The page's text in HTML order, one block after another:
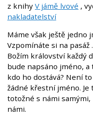
z knihy V jámě lvové ,
nakladatelství
Máme však ještě jedno
Vzpomínáte si na
Božím království každý
bude napsáno jméno,
kdo ho dostává? Není
žádné křestní jméno.
totožné s námi
námi.